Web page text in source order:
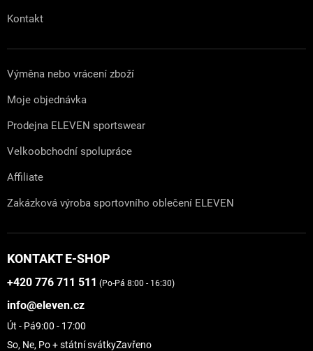
Kontakt
Výměna nebo vrácení zboží
Moje objednávka
Prodejna ELEVEN sportswear
Velkoobchodní spolupráce
Affiliate
Zakázková výroba sportovního oblečení ELEVEN
KONTAKT E-SHOP
+420 776 711 511 (Po-Pá 8:00 - 16:30)
info@eleven.cz
Út - Pá9:00 - 17:00
So, Ne, Po + státní svátkyZavřeno